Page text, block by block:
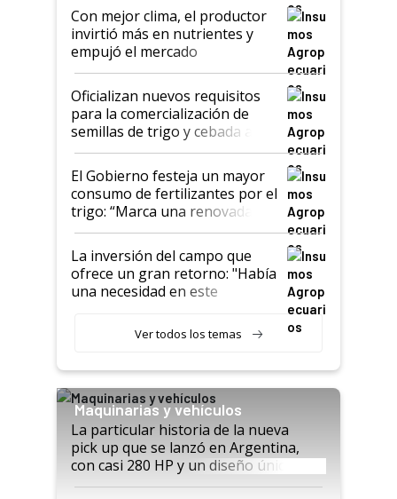
Con mejor clima, el productor
invirtió más en nutrientes y
empujó el mercado
Oficializan nuevos requisitos
para la comercialización de
semillas de trigo y cebada a
granel
El Gobierno festeja un mayor
consumo de fertilizantes por el
trigo: “Marca una renovada
confianza de los productores”
La inversión del campo que
ofrece un gran retorno: "Había
una necesidad en este
Ver todos los temas
Maquinarias y vehículos
La particular historia de la nueva
pick up que se lanzó en Argentina,
con casi 280 HP y un diseño único: a
cuánto se vende